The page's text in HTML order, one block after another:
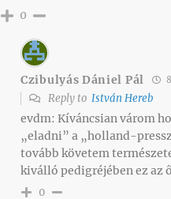
0
Czibulyás Dániel Pál
Reply to István Hereb
evdm: Kíváncsian várom
„eladni” a „holland-
tovább követem
kiválló pedigréjében ez az
0